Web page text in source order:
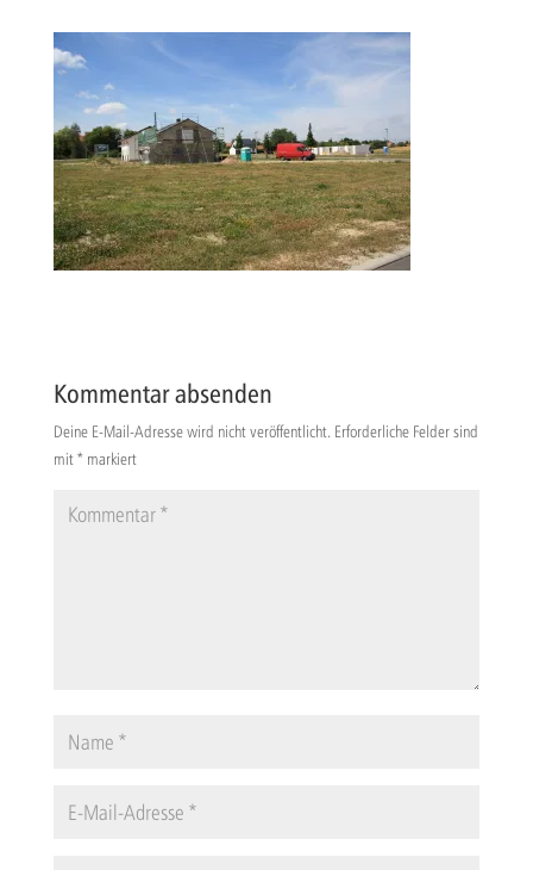
Kommentar absenden
Deine E-Mail-Adresse wird nicht veröffentlicht. Erforderliche Felder sind
mit*markiert